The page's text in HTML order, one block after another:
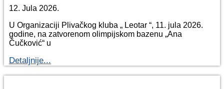
12. Jula 2026.
U Organizaciji Plivačkog kluba „ Leotar “, 11. jula 2026.
godine, na zatvorenom olimpijskom bazenu „Ana
Čučković“ u
Detaljnije...